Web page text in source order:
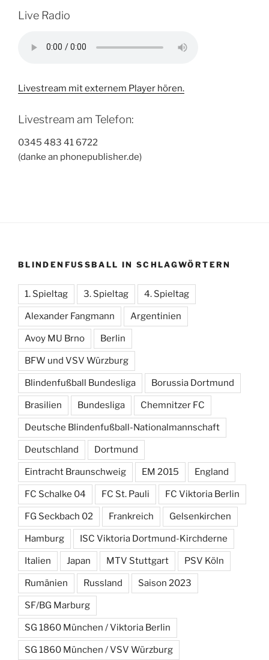
Live Radio
Livestream mit externem Player hören.
Livestream am Telefon:
0345 483 41 6722
(danke an phonepublisher.de)
BLINDENFUSSBALL IN SCHLAGWÖRTERN
1. Spieltag 3. Spieltag 4. Spieltag
Alexander Fangmann Argentinien
Avoy MU Brno Berlin
BFW und VSV Würzburg
Blindenfußball Bundesliga Borussia Dortmund
Brasilien Bundesliga Chemnitzer FC
Deutsche Blindenfußball-Nationalmannschaft
Deutschland Dortmund
Eintracht Braunschweig EM 2015 England
FC Schalke 04 FC St. Pauli FC Viktoria Berlin
FG Seckbach 02 Frankreich Gelsenkirchen
Hamburg ISC Viktoria Dortmund-Kirchderne
Italien Japan MTV Stuttgart PSV Köln
Rumänien Russland Saison 2023
SF/BG Marburg
SG 1860 München / Viktoria Berlin
SG 1860 München / VSV Würzburg